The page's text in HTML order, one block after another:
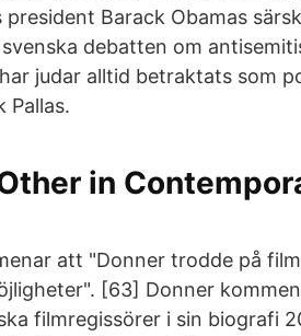
Barack Obamas
debatten om
judar alltid betraktats som
Pallas.
in
att "Donner trodde på
[63] Donner
filmregissörer i sin biografi